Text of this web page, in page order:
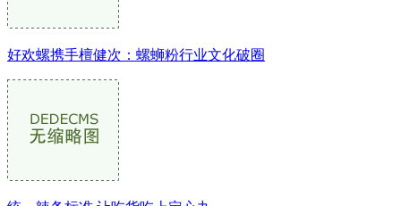
好欢螺携手檀健次：螺蛳粉行业文化破圈